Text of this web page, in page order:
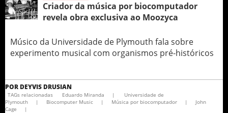
Criador da música por biocomputador
revela obra exclusiva ao Moozyca
Músico da Universidade de Plymouth fala sobre
experimento musical com organismos pré-históricos
POR DEYVIS DRUSIAN
TAGs relacionadas Eduardo Miranda |
Universidade de
Plymouth
| Biocomputer Music | Música por biocomputador |
John
Cage
|